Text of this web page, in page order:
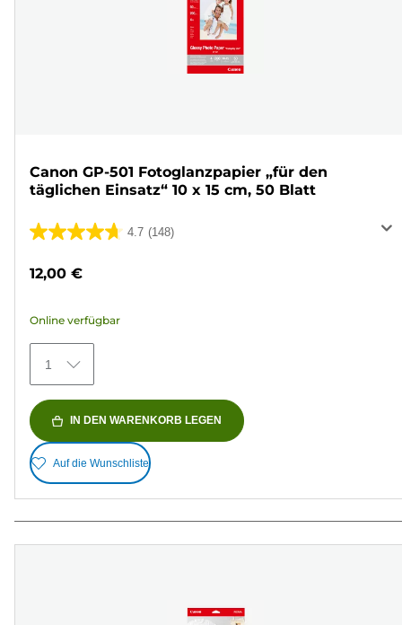
Canon GP-501 Fotoglanzpapier „für den
täglichen Einsatz“ 10 x 15 cm, 50 Blatt
4.7 (148)
4.7
148
Bewertungen
12,00 €
Online verfügbar
1
IN DEN WARENKORB LEGEN
Auf die Wunschliste